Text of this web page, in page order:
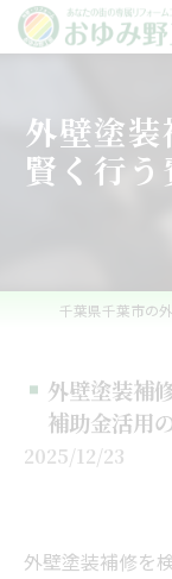
外壁塗装
賢く行う
外壁塗装補
補助金活用
2025/12/23
外壁塗装補修を